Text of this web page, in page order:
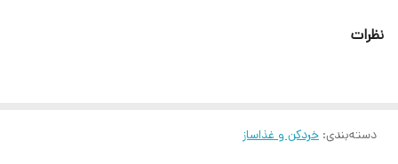
کیفیت بسیار عالی
نظرات
دسته‌بندی: خردکن و غذاساز